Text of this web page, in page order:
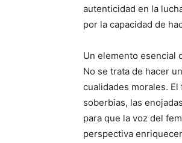
autenticidad en la
por la capacidad de
Un elemento esencial
No se trata de hacer
cualidades morales.
soberbias, las
para que la voz del
perspectiva